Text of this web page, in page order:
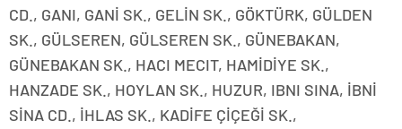
CD., GANI, GANİ SK., GELİN SK., GÖKTÜRK, GÜLDEN
SK., GÜLSEREN, GÜLSEREN SK., GÜNEBAKAN,
GÜNEBAKAN SK., HACI MECIT, HAMİDİYE SK.,
HANZADE SK., HOYLAN SK., HUZUR, IBNI SINA, İBNİ
SİNA CD., İHLAS SK., KADİFE ÇİÇEĞİ SK.,